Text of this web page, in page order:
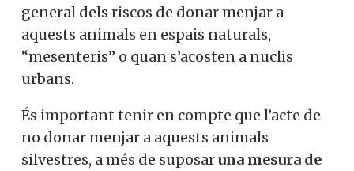
general dels riscos de donar menjar a
aquests animals en espais naturals,
“mesenteris” o quan s’acosten a nuclis
urbans.
És important tenir en compte que l’acte de
no donar menjar a aquests animals
silvestres, a més de suposaruna mesura de